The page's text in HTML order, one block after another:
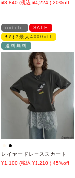
3,840
4,224 20%off
notch.
SALE
ﾓｱｵﾌ最大4000off
送料無料
レイヤードレーススカート
1,100
1,210 45%off